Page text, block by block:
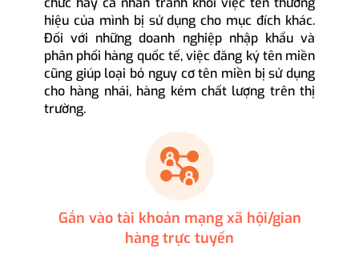
hiệu của mình bị sử dụng cho mục đích khác.
Đối với những doanh nghiệp nhập khẩu và
phân phối hàng quốc tế, việc đăng ký tên miền
cũng giúp loại bỏ nguy cơ tên miền bị sử dụng
cho hàng nhái, hàng kém chất lượng trên thị
trường.
Gắn vào tài khoản mạng xã hội/gian
hàng trực tuyến